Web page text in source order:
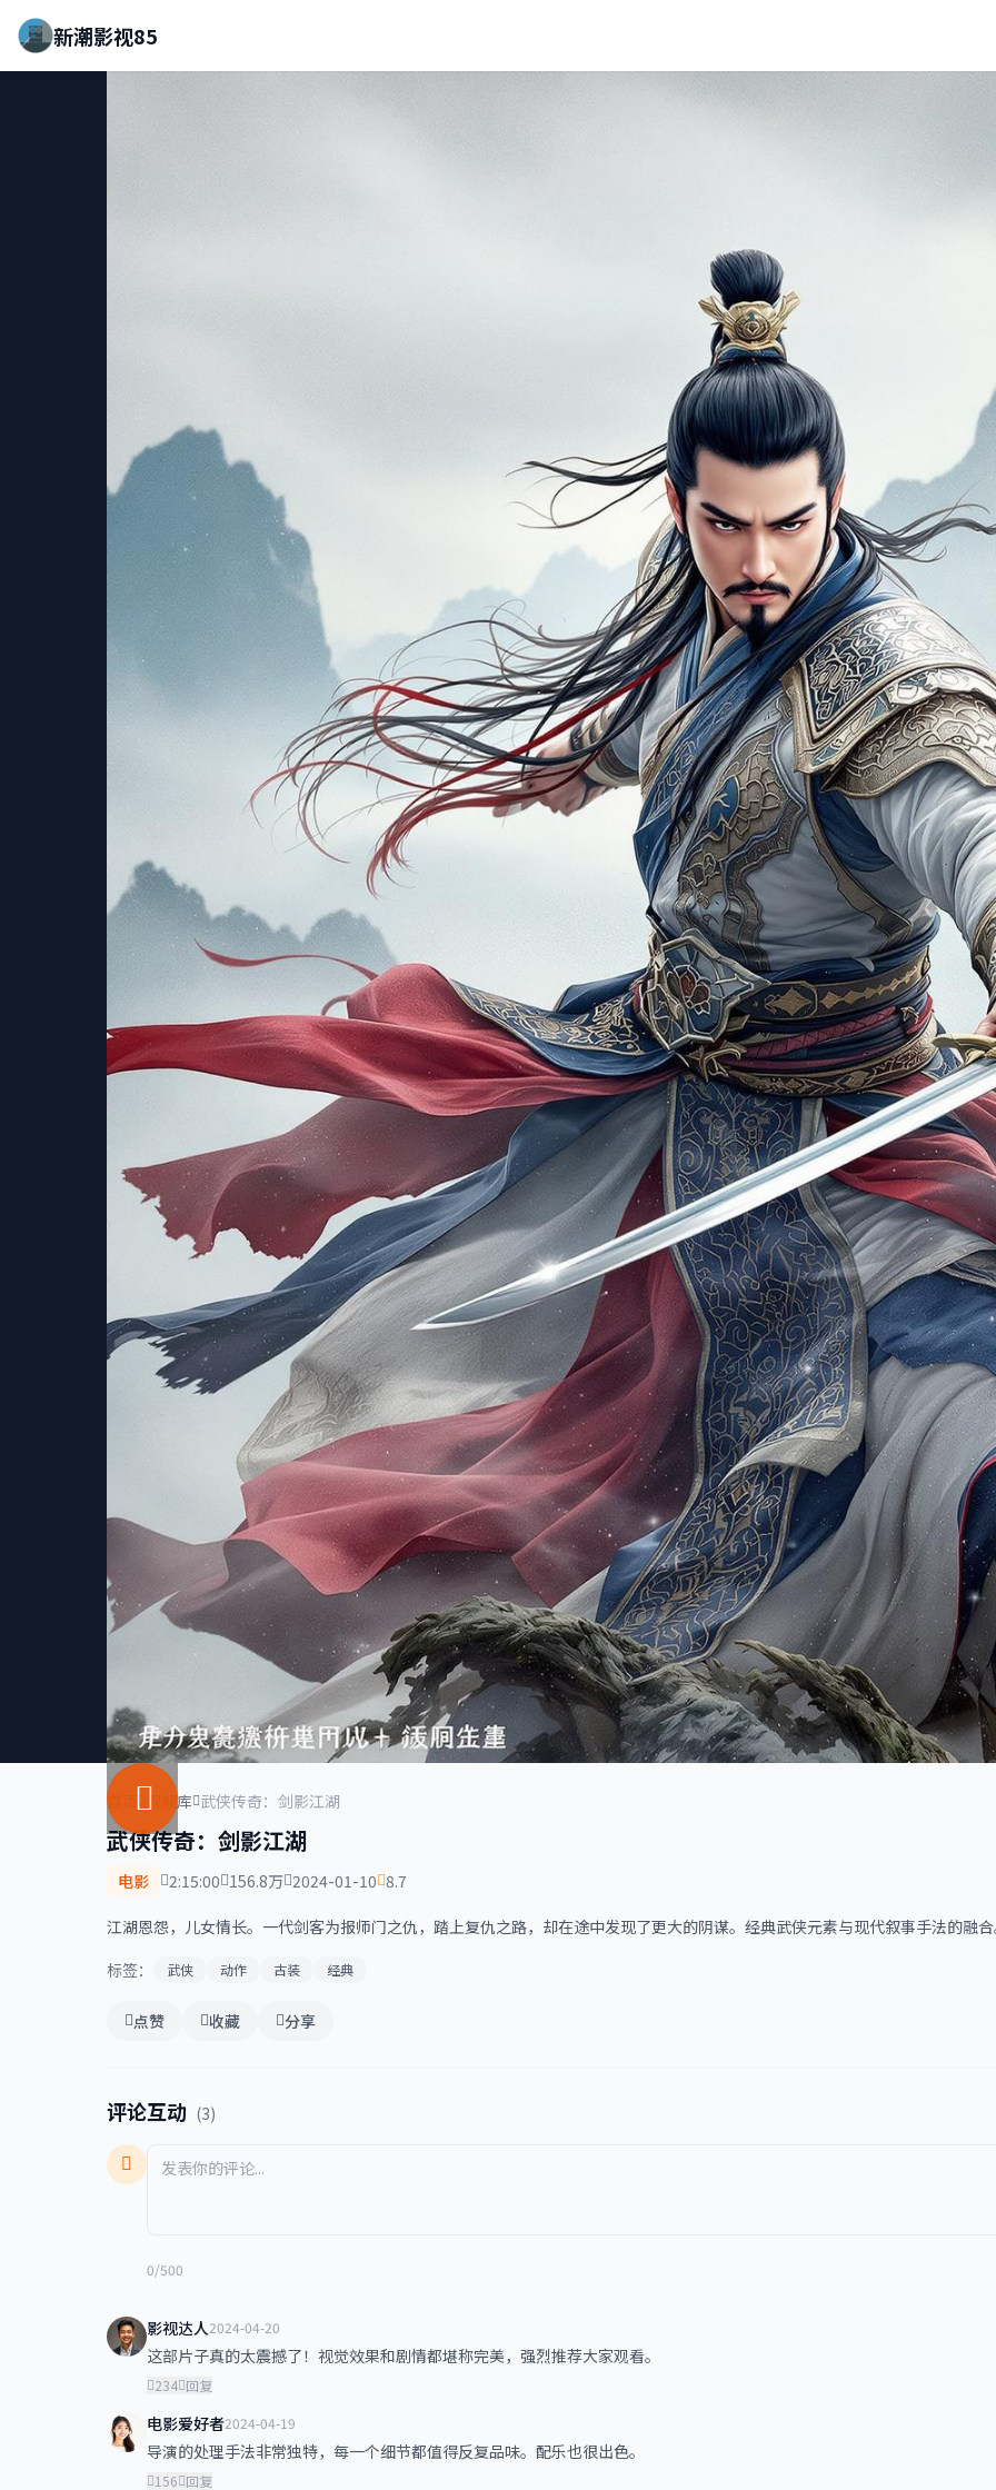
新潮影视85
首页 视频库 武侠传奇：剑影江湖
武侠传奇：剑影江湖
电影 2:15:00 156.8万 2024-01-10 8.7
江湖恩怨，儿女情长。一代剑客为报师门之仇，踏上复仇之路，却在途中发现了更大的阴谋。经典武侠元素与现代叙事手法的融
标签：
武侠 动作 古装 经典
点赞 收藏 分享
评论互动 (3)
0/500
影视达人2024-04-20
这部片子真的太震撼了！视觉效果和剧情都堪称完美，强烈推荐大家观看。
234 回复
电影爱好者2024-04-19
导演的处理手法非常独特，每一个细节都值得反复品味。配乐也很出色。
156 回复